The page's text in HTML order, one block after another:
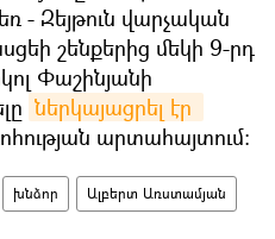
- Զեյթուն վարչական
շենքերից մեկի 9-րդ
Փաշինյանի
արտահայտում։
խնձոր Ալբերտ Առստամյան